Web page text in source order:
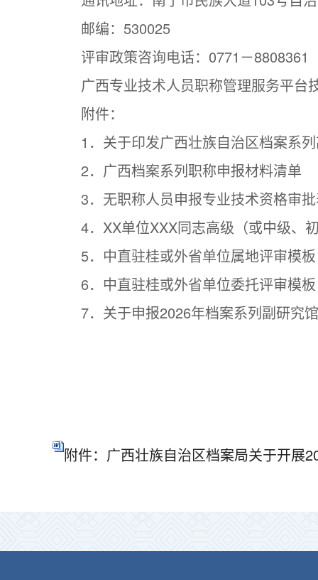
邮编：530025
评审政策咨询电话：0771－8808361
广西专业技术人员职称管理服务平台
附件：
1．关于印发广西壮族自治区档案系
2．广西档案系列职称申报材料清单
3．无职称人员申报专业技术资格审
4．XX单位XXX同志高级（或中级、
5．中直驻桂或外省单位属地评审模板
6．中直驻桂或外省单位委托评审模板
7．关于申报2026年档案系列副研究
附件：广西壮族自治区档案局关于开展